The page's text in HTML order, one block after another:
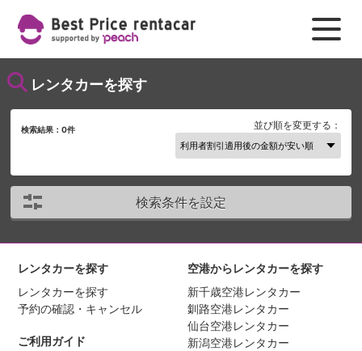
レンタカーを探す
検索結果：0件 並び順を変更する：
検索条件を設定
レンタカーを探す
レンタカーを探す
予約の確認・キャンセル
ご利用ガイド
空港からレンタカーを探す
新千歳空港レンタカー
釧路空港レンタカー
仙台空港レンタカー
新潟空港レンタカー